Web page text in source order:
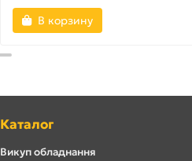
В корзину
Каталог
Викуп обладнання